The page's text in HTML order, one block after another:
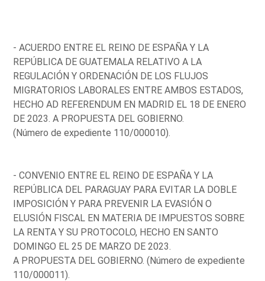
- ACUERDO ENTRE EL REINO DE ESPAÑA Y LA
REPÚBLICA DE GUATEMALA RELATIVO A LA
REGULACIÓN Y ORDENACIÓN DE LOS FLUJOS
MIGRATORIOS LABORALES ENTRE AMBOS ESTADOS,
HECHO AD REFERENDUM EN MADRID EL 18 DE ENERO
DE 2023. A PROPUESTA DEL GOBIERNO.
(Número de expediente 110/000010).
- CONVENIO ENTRE EL REINO DE ESPAÑA Y LA
REPÚBLICA DEL PARAGUAY PARA EVITAR LA DOBLE
IMPOSICIÓN Y PARA PREVENIR LA EVASIÓN O
ELUSIÓN FISCAL EN MATERIA DE IMPUESTOS SOBRE
LA RENTA Y SU PROTOCOLO, HECHO EN SANTO
DOMINGO EL 25 DE MARZO DE 2023.
A PROPUESTA DEL GOBIERNO. (Número de expediente
110/000011).